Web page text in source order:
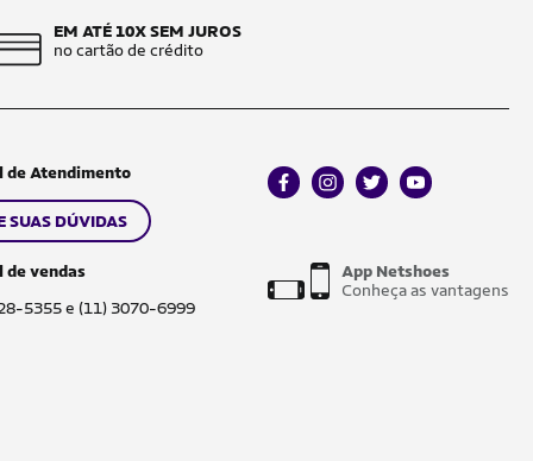
EM ATÉ 10X SEM JUROS
no cartão de crédito
de Atendimento
SUAS DÚVIDAS
de vendas
5355 e (11) 3070-6999
facebookinstagram
twitteryoutube
App Netshoes
Conheça as vantagens